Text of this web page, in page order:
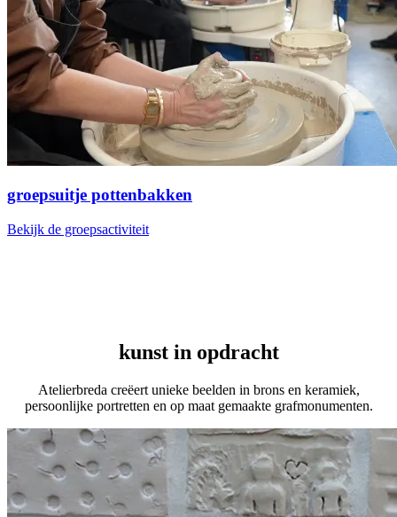
groepsuitje pottenbakken
Bekijk de groepsactiviteit
kunst in opdracht
Atelierbreda creëert unieke beelden in brons en keramiek,
persoonlijke portretten en op maat gemaakte grafmonumenten.